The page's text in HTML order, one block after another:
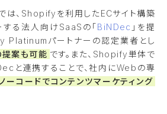
は、Shopifyを利用したECサイト構築
る法人向けSaaSの「BiNDec 」を提
Platinumパートナーの認定業者とし
提案も可能 です。また、Shopify単体で
と連携することで、社内にWebの専
ノーコードでコンテンツマーケティング